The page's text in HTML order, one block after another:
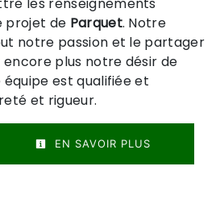
les renseignements
projet de Parquet. Notre
notre passion et le partager
plus notre désir de
est qualifiée et
et rigueur.
EN SAVOIR PLUS